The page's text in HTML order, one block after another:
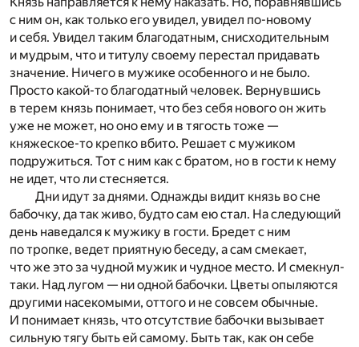
с ним он, как только его увидел, увидел по-новому
и себя. Увидел таким благодатным, снисходительным
и мудрым, что и титулу своему перестал придавать
значение. Ничего в мужике особенного и не было.
Просто какой-то благодатный человек. Вернувшись
в терем князь понимает, что без себя нового он жить
уже не может, но оно ему и в тягость тоже —
княжеское-то крепко вбито. Решает с мужиком
подружиться. Тот с ним как с братом, но в гости к нему
не идет, что ли стесняется.
Дни идут за днями. Однажды видит князь во сне
бабочку, да так живо, будто сам ею стал. На следующий
день наведался к мужику в гости. Бредет с ним
по тропке, ведет приятную беседу, а сам смекает,
что же это за чудной мужик и чудное место. И смекнул-
таки. Над лугом — ни одной бабочки. Цветы опыляются
другими насекомыми, оттого и не совсем обычные.
И понимает князь, что отсутствие бабочки вызывает
сильную тягу быть ей самому. Быть так, как он себе